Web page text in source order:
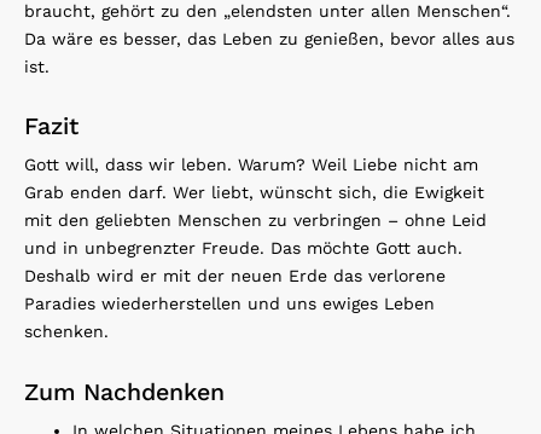
braucht, gehört zu den „elendsten unter allen Menschen“.
Da wäre es besser, das Leben zu genießen, bevor alles aus
ist.
Fazit
Gott will, dass wir leben. Warum? Weil Liebe nicht am
Grab enden darf. Wer liebt, wünscht sich, die Ewigkeit
mit den geliebten Menschen zu verbringen – ohne Leid
und in unbegrenzter Freude. Das möchte Gott auch.
Deshalb wird er mit der neuen Erde das verlorene
Paradies wiederherstellen und uns ewiges Leben
schenken.
Zum Nachdenken
In welchen Situationen meines Lebens habe ich